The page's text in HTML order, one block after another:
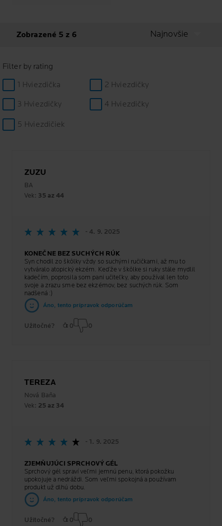
Zobrazené 5 z 6 Najnovšie
Filter by rating
1 Hviezdička
2 Hviezdičky
3 Hviezdičky 4 Hviezdičky
5 Hviezdičiek
ZUZU
BA
Vek: 35 az 44
- 4. 9. 2025
KONEČNE BEZ SUCHÝCH RÚK
Syn chodil zo škôlky vždy so suchými ručičkami, až mu to
vytváralo atopický ekzém. Keďže v škôlke si ruky stále mydlil
kadečím, poprosila som pani učiteľky, aby používal len toto
svoje a zrazu sme bez ekzémov, bez suchých rúk. Som
nadšená :)
Áno, tento prípravok odporúčam
Užitočné? 0 0
TEREZA
Nová Baňa
Vek: 25 az 34
- 1. 9. 2025
ZJEMŇUJÚCI SPRCHOVÝ GÉL
Sprchový gél spraví veľmi jemnú penu, ktorá pokožku
upokojuje a nedráždi. Som veľmi spokojná a používam
produkt už dlhú dobu.
Áno, tento prípravok odporúčam
Užitočné? 0 0